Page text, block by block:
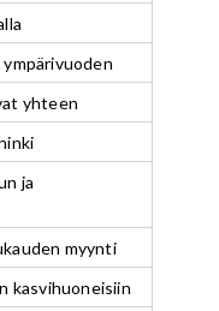
yhteen
ja
myynti
kasvihuoneisiin